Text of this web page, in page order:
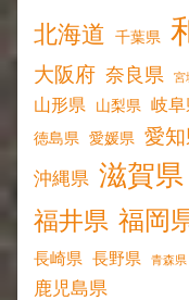
北海道
千葉県
大阪府 奈良県 宮
山形県 山梨県 岐阜
徳島県 愛媛県 愛知
沖縄県 滋賀県
福井県 福岡
長崎県 長野県 青森県
鹿児島県